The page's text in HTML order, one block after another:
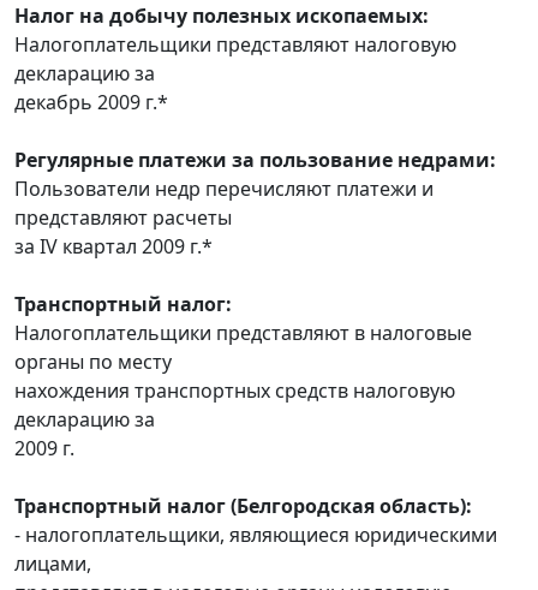
Налог на добычу полезных ископаемых:
Налогоплательщики представляют налоговую
декларацию за
декабрь 2009 г.*
Регулярные платежи за пользование недрами:
Пользователи недр перечисляют платежи и
представляют расчеты
за IV квартал 2009 г.*
Транспортный налог:
Налогоплательщики представляют в налоговые
органы по месту
нахождения транспортных средств налоговую
декларацию за
2009 г.
Транспортный налог (Белгородская область):
- налогоплательщики, являющиеся юридическими
лицами,